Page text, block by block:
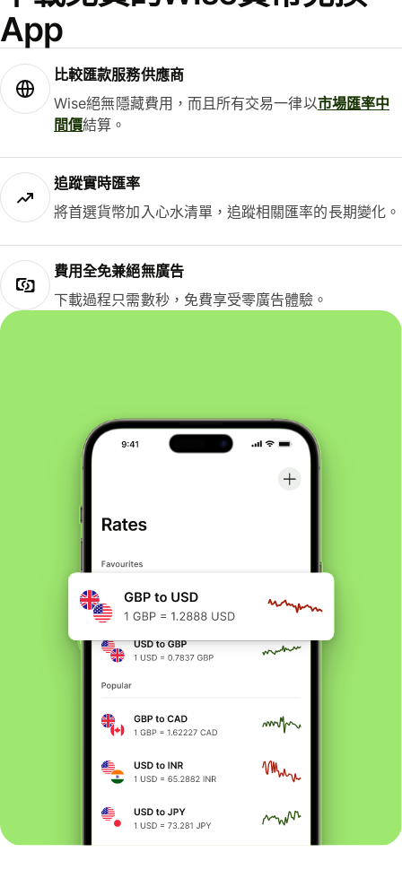
App
比較匯款服務供應商
Wise絕無隱藏費用，而且所有交易一律以市場匯率中
間價結算。
追蹤實時匯率
將首選貨幣加入心水清單，追蹤相關匯率的長期變化。
費用全免兼絕無廣告
下載過程只需數秒，免費享受零廣告體驗。